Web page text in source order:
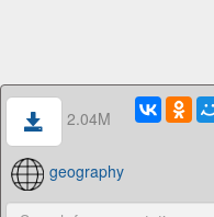
2.04M
geography